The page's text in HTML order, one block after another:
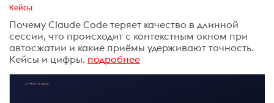
Кейсы
Почему Claude Code теряет качество в длинной
сессии, что происходит с контекстным окном при
автосжатии и какие приёмы удерживают точность.
Кейсы и цифры. подробнее